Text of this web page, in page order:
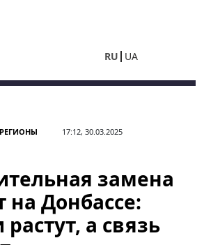
RU UA
РЕГИОНЫ 17:12, 30.03.2025
замена
на Донбассе:
а связь